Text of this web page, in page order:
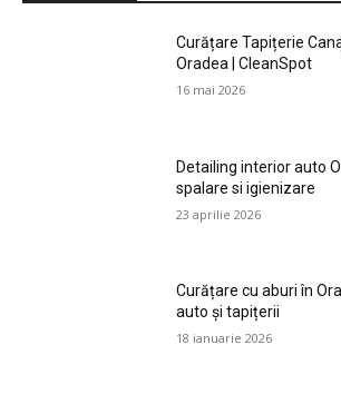
Curățare Tapițerie
Oradea | CleanSpot
16 mai 2026
Detailing interior auto
spalare si igienizare
23 aprilie 2026
Curățare cu aburi în
auto și tapițerii
18 ianuarie 2026